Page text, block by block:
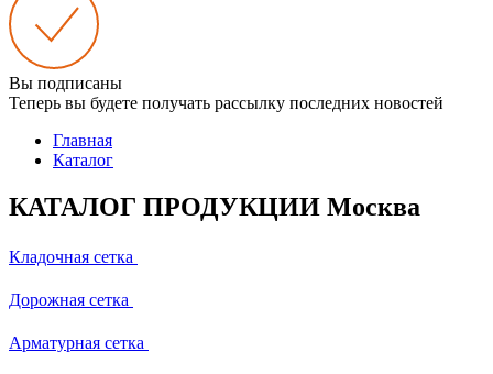
Вы подписаны
Теперь вы будете получать рассылку последних новостей
Главная
Каталог
КАТАЛОГ ПРОДУКЦИИ Москва
Кладочная сетка
Дорожная сетка
Арматурная сетка